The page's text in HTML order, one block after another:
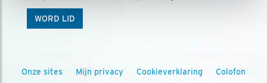
WORD LID
Onze sites Mijn privacy Cookieverklaring Colofon